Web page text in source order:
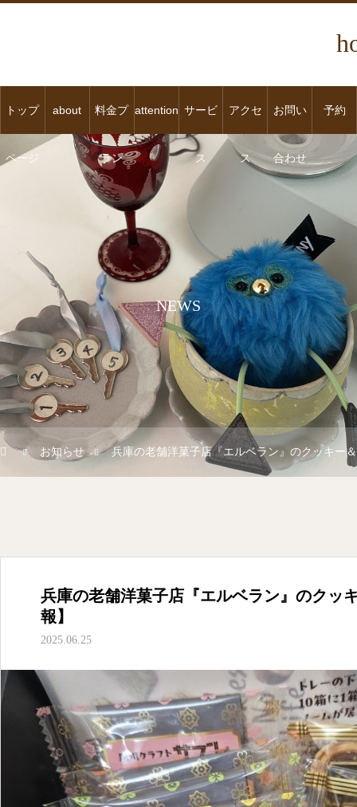
トップ
ページ
about 料金プ
ラン
attention サービ
ス
アクセ
ス
お問い
合わせ
予約
NEWS
お知らせ 兵庫の老舗洋菓子店『エルベラン』のクッキー
兵庫の老舗洋菓子店『エルベラン』のクッ
報】
2025.06.25